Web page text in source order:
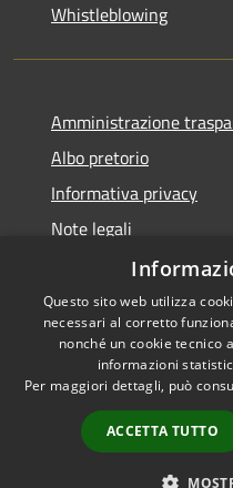
Whistleblowing
Amministrazione
Albo pretorio
Informativa privacy
Note legali
Dichiarazione di
RSS
Accessibilità
Questo sito web utilizza
necessari al corretto
nonché un cookie tecnico
informazioni
Per maggiori dettagli, può
ACCETTA TUTTO